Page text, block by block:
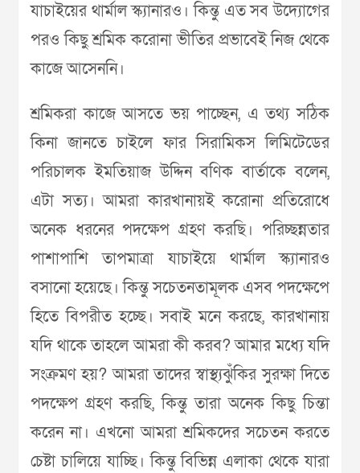
যাচাইয়ের থার্মাল স্ক্যানারও। কিন্তু এত সব উদ্যোগের
পরও কিছু শ্রমিক করোনা ভীতির প্রভাবেই নিজ থেকে
কাজে আসেননি।
শ্রমিকরা কাজে আসতে ভয় পাচ্ছেন, এ তথ্য সঠিক
কিনা জানতে চাইলে ফার সিরামিকস লিমিটেডের
পরিচালক ইমতিয়াজ উদ্দিন বণিক বার্তাকে বলেন,
এটা সত্য। আমরা কারখানায়ই করোনা প্রতিরোধে
অনেক ধরনের পদক্ষেপ গ্রহণ করছি। পরিচ্ছন্নতার
পাশাপাশি তাপমাত্রা যাচাইয়ে থার্মাল স্ক্যানারও
বসানো হয়েছে। কিন্তু সচেতনতামূলক এসব পদক্ষেপে
হিতে বিপরীত হচ্ছে। সবাই মনে করছে, কারখানায়
যদি থাকে তাহলে আমরা কী করব? আমার মধ্যে যদি
সংক্রমণ হয়? আমরা তাদের স্বাস্থ্যঝুঁকির সুরক্ষা দিতে
পদক্ষেপ গ্রহণ করছি, কিন্তু তারা অনেক কিছু চিন্তা
করেন না। এখনো আমরা শ্রমিকদের সচেতন করতে
চেষ্টা চালিয়ে যাচ্ছি। কিন্তু বিভিন্ন এলাকা থেকে যারা